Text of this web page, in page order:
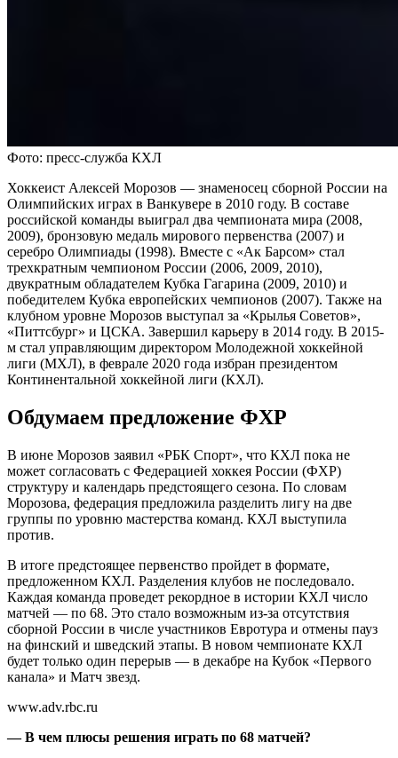
Фото: пресс-служба КХЛ
Хоккеист Алексей Морозов — знаменосец сборной России на
Олимпийских играх в Ванкувере в 2010 году. В составе
российской команды выиграл два чемпионата мира (2008,
2009), бронзовую медаль мирового первенства (2007) и
серебро Олимпиады (1998). Вместе с «Ак Барсом» стал
трехкратным чемпионом России (2006, 2009, 2010),
двукратным обладателем Кубка Гагарина (2009, 2010) и
победителем Кубка европейских чемпионов (2007). Также на
клубном уровне Морозов выступал за «Крылья Советов»,
«Питтсбург» и ЦСКА. Завершил карьеру в 2014 году. В 2015-
м стал управляющим директором Молодежной хоккейной
лиги (МХЛ), в феврале 2020 года избран президентом
Континентальной хоккейной лиги (КХЛ).
Обдумаем предложение ФХР
В июне Морозов заявил «РБК Спорт», что КХЛ пока не
может согласовать с Федерацией хоккея России (ФХР)
структуру и календарь предстоящего сезона. По словам
Морозова, федерация предложила разделить лигу на две
группы по уровню мастерства команд. КХЛ выступила
против.
В итоге предстоящее первенство пройдет в формате,
предложенном КХЛ. Разделения клубов не последовало.
Каждая команда проведет рекордное в истории КХЛ число
матчей — по 68. Это стало возможным из-за отсутствия
сборной России в числе участников Евротура и отмены пауз
на финский и шведский этапы. В новом чемпионате КХЛ
будет только один перерыв — в декабре на Кубок «Первого
канала» и Матч звезд.
www.adv.rbc.ru
— В чем плюсы решения играть по 68 матчей?